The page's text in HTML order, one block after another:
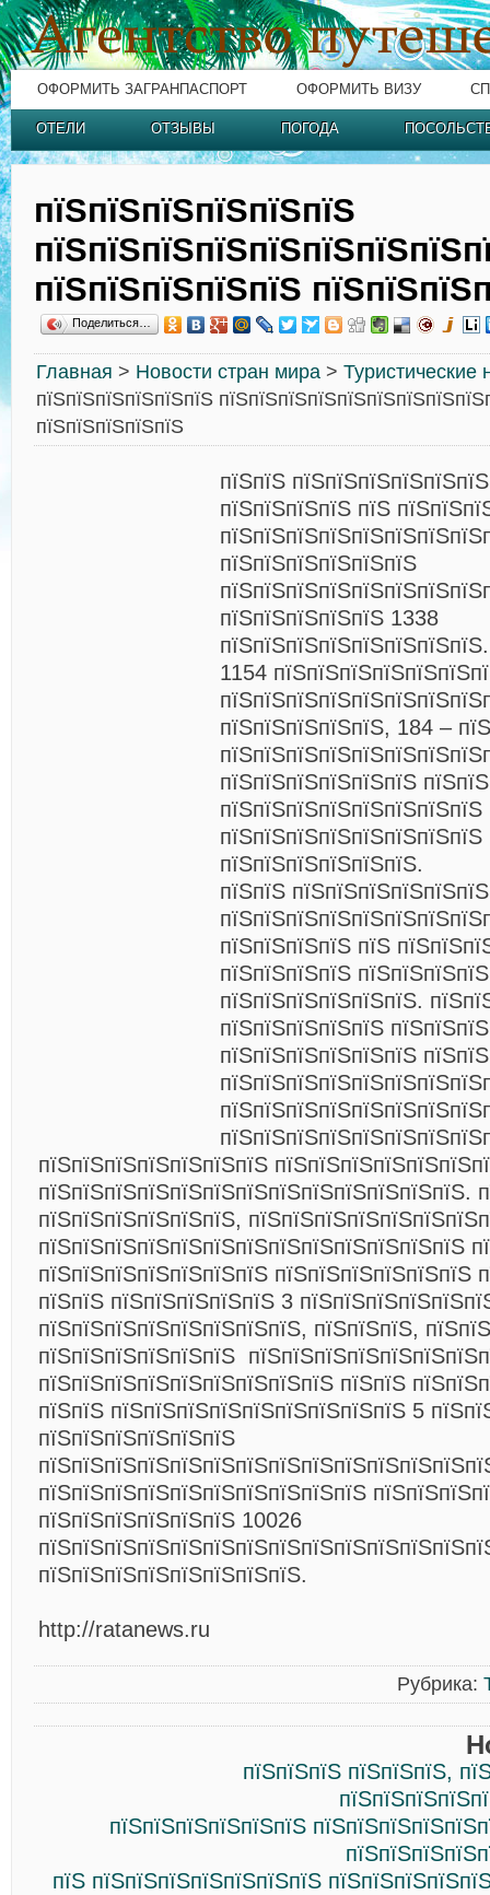
ОФОРМИТЬ ЗАГРАНПАСПОРТ ОФОРМИТЬ ВИЗУ
ОТЕЛИ ОТЗЫВЫ ПОГОДА
пїЅпїЅпїЅпїЅпїЅпїЅ
пїЅпїЅпїЅпїЅпїЅ
Поделиться…
Главная > Новости стран мира > Туристические
пїЅпїЅпїЅпїЅпїЅпїЅ
пїЅпїЅпїЅпїЅпїЅ
пїЅпїЅ
пїЅпїЅпїЅпїЅ пїЅ
пїЅпїЅпїЅпїЅпїЅпїЅ
пїЅпїЅпїЅпїЅпїЅ 1338
1154
пїЅпїЅпїЅпїЅпїЅ, 184 –
пїЅпїЅпїЅпїЅпїЅпїЅ
пїЅпїЅпїЅпїЅпїЅпїЅпїЅпїЅ
пїЅпїЅпїЅпїЅпїЅпїЅпїЅпїЅ
пїЅпїЅпїЅпїЅпїЅпїЅ.
пїЅпїЅ пїЅпїЅпїЅпїЅпїЅпїЅ
пїЅпїЅпїЅпїЅ пїЅ
пїЅпїЅпїЅпїЅ
пїЅпїЅпїЅпїЅпїЅпїЅ.
пїЅпїЅпїЅпїЅпїЅ
пїЅпїЅпїЅпїЅпїЅпїЅ
пїЅпїЅпїЅпїЅпїЅпїЅпїЅ
пїЅпїЅпїЅпїЅпїЅпїЅпїЅпїЅпїЅпїЅпїЅпїЅпїЅ.
пїЅпїЅпїЅпїЅпїЅпїЅ,
пїЅпїЅпїЅпїЅпїЅпїЅпїЅпїЅпїЅпїЅпїЅпїЅпїЅ
пїЅпїЅпїЅпїЅпїЅпїЅпїЅ пїЅпїЅпїЅпїЅпїЅпїЅ
пїЅпїЅ пїЅпїЅпїЅпїЅпїЅ 3
пїЅпїЅпїЅпїЅпїЅпїЅпїЅпїЅ, пїЅпїЅпїЅ, пїЅпїЅ
пїЅпїЅпїЅпїЅпїЅпїЅ
пїЅпїЅпїЅпїЅпїЅпїЅпїЅпїЅпїЅ пїЅпїЅ
пїЅпїЅ пїЅпїЅпїЅпїЅпїЅпїЅпїЅпїЅпїЅ 5
пїЅпїЅпїЅпїЅпїЅпїЅ
пїЅпїЅпїЅпїЅпїЅпїЅпїЅпїЅпїЅпїЅ
пїЅпїЅпїЅпїЅпїЅпїЅ 10026
пїЅпїЅпїЅпїЅпїЅпїЅпїЅпїЅ.
http://ratanews.ru
Рубрика:
пїЅпїЅпїЅ пїЅпїЅпїЅ,
пїЅпїЅпїЅпїЅпїЅпїЅ
пїЅ пїЅпїЅпїЅпїЅпїЅпїЅпїЅ